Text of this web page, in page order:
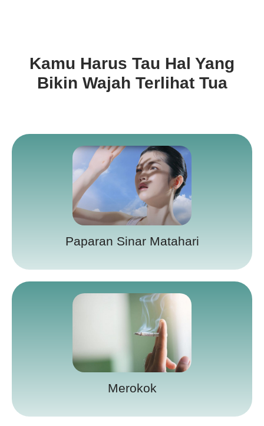
Kamu Harus Tau Hal Yang
Bikin Wajah Terlihat Tua
Paparan Sinar Matahari
Merokok